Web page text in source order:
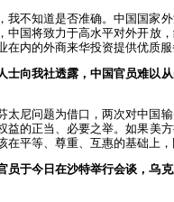
我不知道是否准确。中国国家
中国将致力于高水平对外开放
在内的外商来华投资提供优质服
士向我社透露，中国官员难以
太尼问题为借口，两次对中国
益的正当、必要之举。如果美
在平等、尊重、互惠的基础上，
员于今日在沙特举行会谈，乌